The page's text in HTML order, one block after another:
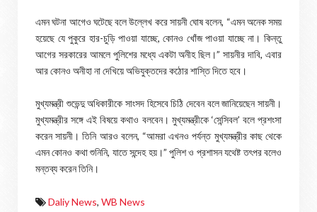
এমন ঘটনা আগেও ঘটেছে বলে উল্লেখ করে সায়নী ঘোষ বলেন, “এমন অনেক সময়
হয়েছে যে পুকুরে হার-চুড়ি পাওয়া যাচ্ছে, কোনও খোঁজ পাওয়া যাচ্ছে না। কিন্তু
আগের সরকারের আমলে পুলিশের মধ্যে একটা অনীহ ছিল।” সায়নীর দাবি, এবার
আর কোনও অনীহা না দেখিয়ে অভিযুক্তদের কঠোর শাস্তি দিতে হবে।
মুখ্যমন্ত্রী শুভেন্দু অধিকারীকে সাংসদ হিসেবে চিঠি দেবেন বলে জানিয়েছেন সায়নী।
মুখ্যমন্ত্রীর সঙ্গে এই বিষয়ে কথাও বলবেন। মুখ্যমন্ত্রীকে ‘সেন্সিবল’ বলে প্রশংসা
করেন সায়নী। তিনি আরও বলেন, “আমরা এখনও পর্যন্ত মুখ্যমন্ত্রীর কাছ থেকে
এমন কোনও কথা শুনিনি, যাতে সন্দেহ হয়।” পুলিশ ও প্রশাসন যথেষ্ট তৎপর বলেও
মন্তব্য করেন তিনি।
Daliy News, WB News